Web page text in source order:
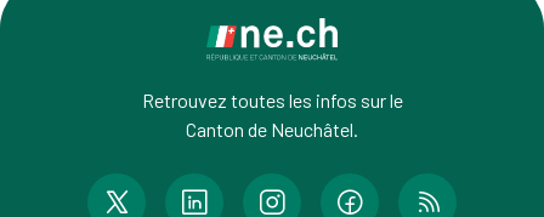
Retrouvez toutes les infos sur le
Canton de Neuchâtel.